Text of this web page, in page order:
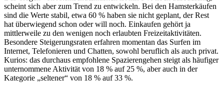
scheint sich aber zum Trend zu entwickeln. Bei den Hamsterkäufen
sind die Werte stabil, etwa 60 % haben sie nicht geplant, der Rest
hat überwiegend schon oder will noch. Einkaufen gehört ja
mittlerweile zu den wenigen noch erlaubten Freizeitaktivitäten.
Besondere Steigerungsraten erfahren momentan das Surfen im
Internet, Telefonieren und Chatten, sowohl beruflich als auch privat.
Kurios: das durchaus empfohlene Spazierengehen steigt als häufiger
unternommene Aktivität von 18 % auf 25 %, aber auch in der
Kategorie „seltener“ von 18 % auf 33 %.